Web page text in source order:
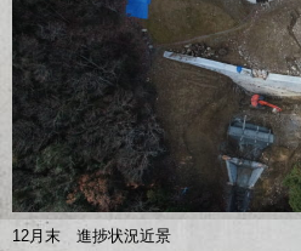
12月末 進捗状況近景